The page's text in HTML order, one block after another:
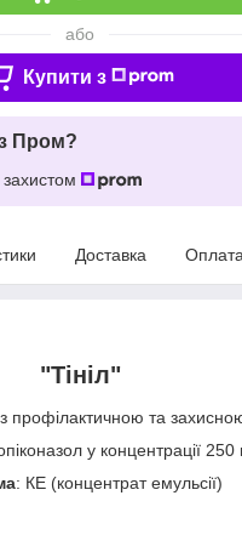
або
Купити з
Пром?
Доставка Оплата
"Тініл"
профілактичною та
у концентрації 250
: КЕ (концентрат емульсії)